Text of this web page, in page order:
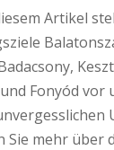
Artikel
Fonyód vor
Sie mehr über